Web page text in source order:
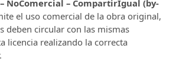
NoComercial – CompartirIgual (by-
el uso comercial de la obra original,
deben circular con las mismas
licencia realizando la correcta